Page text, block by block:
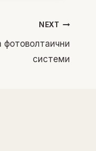
NEXT
системи